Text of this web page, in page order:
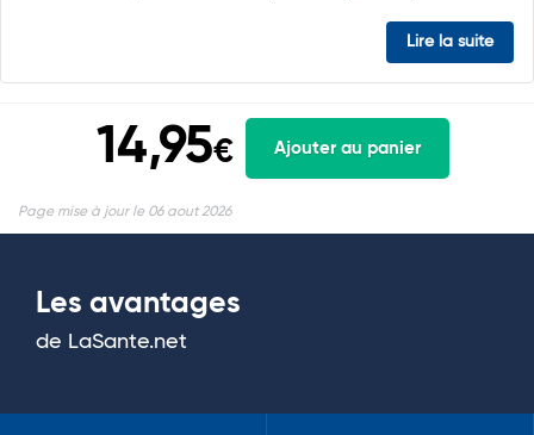
Lire la suite
14,95€ Ajouter au panier
Page mise à jour le 06 aout 2026
Les avantages
de LaSante.net